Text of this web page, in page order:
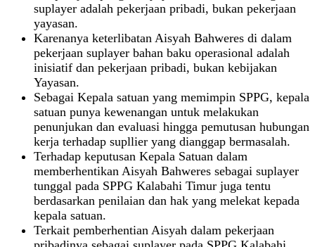
suplayer adalah pekerjaan pribadi, bukan pekerjaan
yayasan.
Karenanya keterlibatan Aisyah Bahweres di dalam
pekerjaan suplayer bahan baku operasional adalah
inisiatif dan pekerjaan pribadi, bukan kebijakan
Yayasan.
Sebagai Kepala satuan yang memimpin SPPG, kepala
satuan punya kewenangan untuk melakukan
penunjukan dan evaluasi hingga pemutusan hubungan
kerja terhadap supllier yang dianggap bermasalah.
Terhadap keputusan Kepala Satuan dalam
memberhentikan Aisyah Bahweres sebagai suplayer
tunggal pada SPPG Kalabahi Timur juga tentu
berdasarkan penilaian dan hak yang melekat kepada
kepala satuan.
Terkait pemberhentian Aisyah dalam pekerjaan